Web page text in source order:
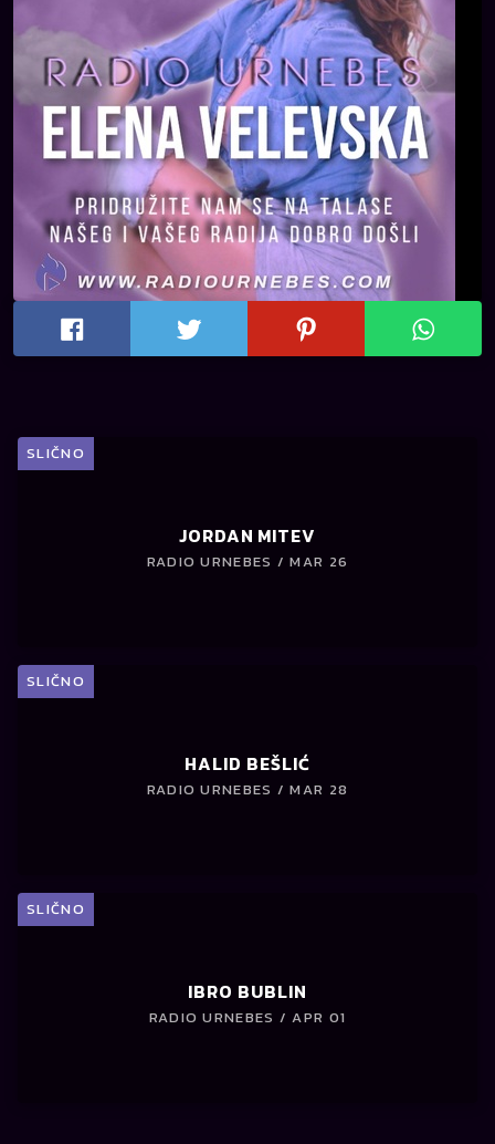
SLIČNO
JORDAN MITEV
RADIO URNEBES / MAR 26
SLIČNO
HALID BEŠLIĆ
RADIO URNEBES / MAR 28
SLIČNO
IBRO BUBLIN
RADIO URNEBES / APR 01